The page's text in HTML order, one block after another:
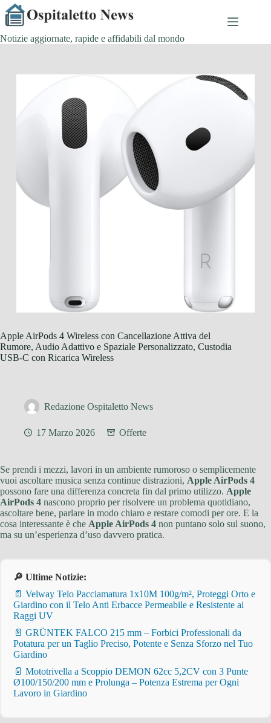
Salta
al
contenuto
Notizie aggiornate, rapide e affidabili dal mondo
Apple AirPods 4 Wireless con Cancellazione Attiva del
Rumore, Audio Adattivo e Spaziale Personalizzato, Custodia
USB-C con Ricarica Wireless
Redazione Ospitaletto News
17 Marzo 2026 Offerte
Se prendi i mezzi, lavori in un ambiente rumoroso o semplicemente
vuoi ascoltare musica senza continue distrazioni, Apple AirPods 4
possono fare una differenza concreta fin dal primo utilizzo. Apple
AirPods 4 nascono proprio per risolvere un problema quotidiano,
ascoltare bene, parlare in modo chiaro e restare comodi per ore. E la
cosa interessante è che Apple AirPods 4 non puntano solo sul suono,
ma su un’esperienza d’uso davvero pratica.
🔎 Ultime Notizie:
📄 Velway Telo Pacciamatura 1x10M 100g/m², Proteggi Orto e
Giardino con il Telo Anti Erbacce Permeabile e Resistente ai
Raggi UV
📄 GRÜNTEK FALCO 215 mm – Forbici Professionali da
Potatura per un Taglio Preciso, Potente e Senza Sforzo nel Tuo
Giardino
📄 Mototrivella a Scoppio DEMON 62cc 5,2CV con 3 Punte
Ø100/150/200 mm e Prolunga – Potenza Estrema per Ogni
Lavoro in Giardino